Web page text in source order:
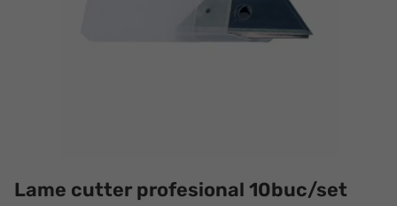
Lame cutter profesional 10buc/set